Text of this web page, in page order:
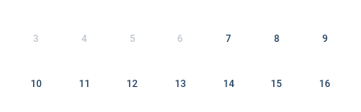
3 4 5 6 7 8 9
10 11 12 13 14 15 16